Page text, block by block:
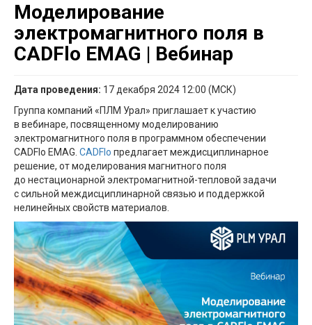
Моделирование
электромагнитного поля в
CADFlo EMAG | Вебинар
Дата проведения: 17 декабря 2024 12:00 (МСК)
Группа компаний «ПЛМ Урал» приглашает к участию
в вебинаре, посвященному моделированию
электромагнитного поля в программном обеспечении
CADFlo EMAG. CADFlo предлагает междисциплинарное
решение, от моделирования магнитного поля
до нестационарной электромагнитной-тепловой задачи
с сильной междисциплинарной связью и поддержкой
нелинейных свойств материалов.